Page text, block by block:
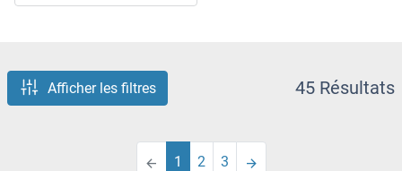
Afficher les filtres 45 Résultats
1 2 3